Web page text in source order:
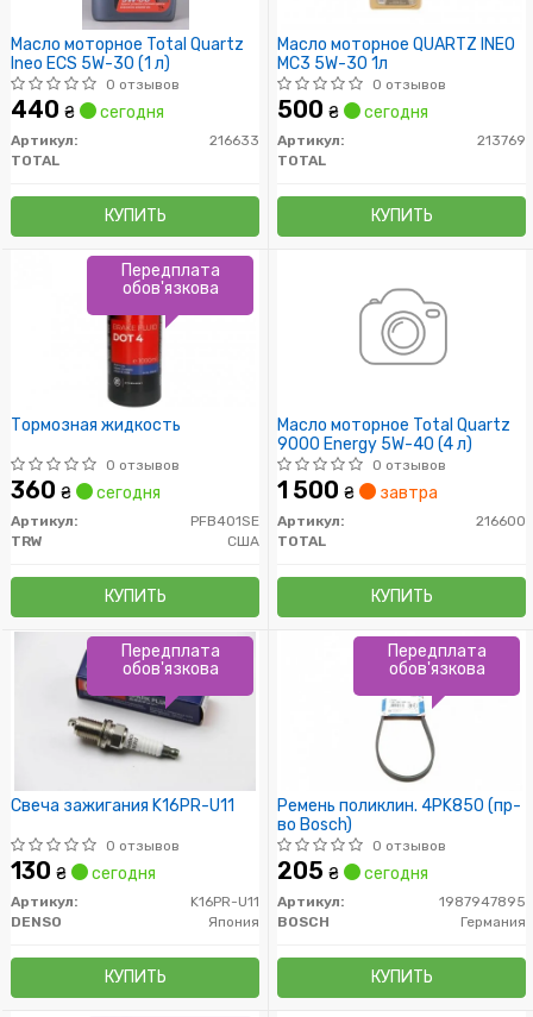
Масло моторное Total Quartz
Ineo ECS 5W-30 (1 л)
0 отзывов
440 ₴ сегодня
Артикул:
216633
TOTAL
КУПИТЬ
Масло моторное QUARTZ INEO
MC3 5W-30 1л
0 отзывов
500 ₴ сегодня
Артикул:
213769
TOTAL
КУПИТЬ
Тормозная жидкость
0 отзывов
360 ₴ сегодня
Артикул:
PFB401SE
TRW
США
КУПИТЬ
Передплата
обов'язкова
Масло моторное Total Quartz
9000 Energy 5W-40 (4 л)
0 отзывов
1 500 ₴ завтра
Артикул:
216600
TOTAL
КУПИТЬ
Свеча зажигания K16PR-U11
0 отзывов
130 ₴ сегодня
Артикул:
K16PR-U11
DENSO
Япония
КУПИТЬ
Передплата
обов'язкова
Ремень поликлин. 4PK850 (пр-
во Bosch)
0 отзывов
205 ₴ сегодня
Артикул:
1987947895
BOSCH
Германия
КУПИТЬ
Передплата
обов'язкова